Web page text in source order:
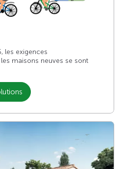
les exigences
maisons neuves se sont